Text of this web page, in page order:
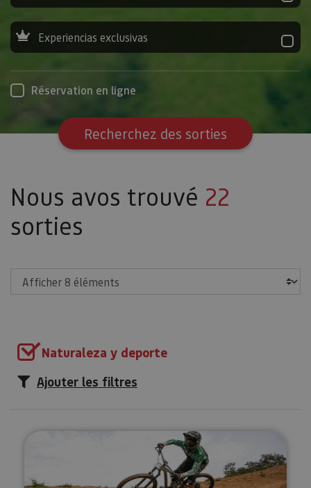
Experiencias exclusivas
Réservation en ligne
Recherchez des sorties
Nous avos trouvé 22
sorties
Naturaleza y deporte
Ajouter les filtres
IrriSarri Bike